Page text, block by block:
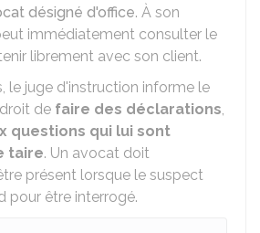
désigné d'office. À son
immédiatement consulter le
librement avec son client.
le juge d'instruction informe le
de faire des déclarations,
questions qui lui sont
taire. Un avocat doit
présent lorsque le suspect
pour être interrogé.